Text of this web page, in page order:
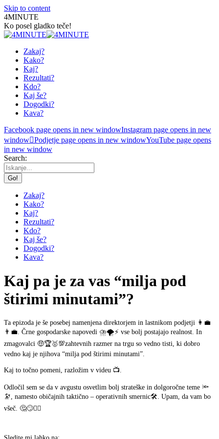
Skip to content
4MINUTE
Ko posel gladko teče!
Zakaj?
Kako?
Kaj?
Rezultati?
Kdo?
Kaj še?
Dogodki?
Kava?
Facebook page opens in new windowInstagram page opens in new
window Podjetje page opens in new windowYouTube page opens
in new window
Search:
Zakaj?
Kako?
Kaj?
Rezultati?
Kdo?
Kaj še?
Dogodki?
Kava?
Kaj pa je za vas “milja pod
štirimi minutami”?
Ta epizoda je še posebej namenjena direktorjem in lastnikom podjetji 👩‍💼
👨‍💼. Črne gospodarske napovedi ⛈️🌪️⚡ vse bolj postajajo realnost. In
zmagovalci 🤑🏆🥇💯zahtevnih razmer na trgu so vedno tisti, ki dobro
vedno kaj je njihova “milja pod štirimi minutami”.
Kaj to točno pomeni, razložim v videu 📺.
Odločil sem se da v avgustu osvetlim bolj strateške in dolgoročne teme 🔦
🔭, namesto običajnih taktično – operativnih smernic🛠️. Upam, da vam bo
všeč. 🤔🙄🤷‍♂️